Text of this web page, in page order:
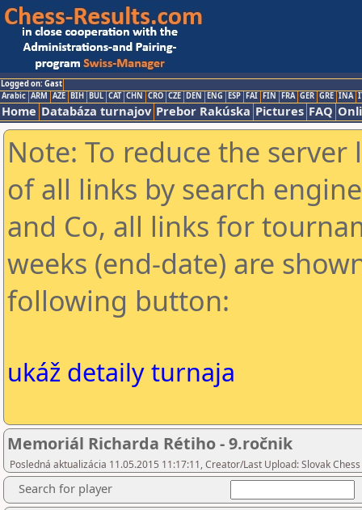
Logged on: Gast
Arabic ARM AZE BIH BUL CAT CHN CRO CZE DEN ENG ESP FAI FIN FRA GER GRE INA
Home Databáza turnajov Prebor Rakúska Pictures FAQ
Note: To reduce the
of all links by search
and Co, all links for
weeks (end-date) are
following button:
ukáž detaily turnaja
Memoriál Richarda Rétiho - 9.ročnik
Posledná aktualizácia 11.05.2015 11:17:11, Creator/Last Upload: Slovak
Search for player